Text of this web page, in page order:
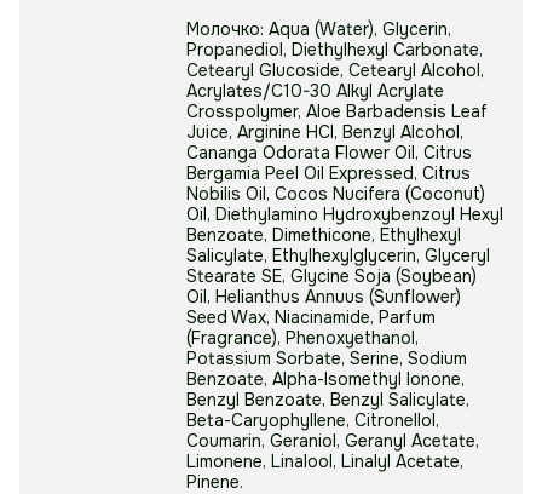
Молочко: Aqua (Water), Glycerin,
Propanediol, Diethylhexyl Carbonate,
Cetearyl Glucoside, Cetearyl Alcohol,
Acrylates/C10-30 Alkyl Acrylate
Crosspolymer, Aloe Barbadensis Leaf
Juice, Arginine HCl, Benzyl Alcohol,
Cananga Odorata Flower Oil, Citrus
Bergamia Peel Oil Expressed, Citrus
Nobilis Oil, Cocos Nucifera (Coconut)
Oil, Diethylamino Hydroxybenzoyl Hexyl
Benzoate, Dimethicone, Ethylhexyl
Salicylate, Ethylhexylglycerin, Glyceryl
Stearate SE, Glycine Soja (Soybean)
Oil, Helianthus Annuus (Sunflower)
Seed Wax, Niacinamide, Parfum
(Fragrance), Phenoxyethanol,
Potassium Sorbate, Serine, Sodium
Benzoate, Alpha-Isomethyl Ionone,
Benzyl Benzoate, Benzyl Salicylate,
Beta-Caryophyllene, Citronellol,
Coumarin, Geraniol, Geranyl Acetate,
Limonene, Linalool, Linalyl Acetate,
Pinene.